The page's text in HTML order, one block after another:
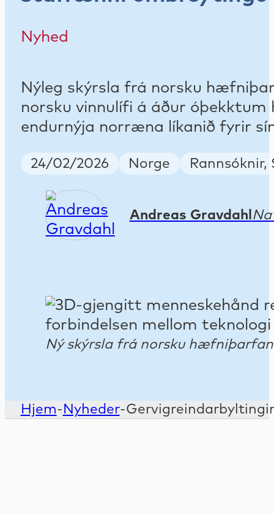
Nyhed
Nýleg skýrsla frá norsku
norsku vinnulífi á áður
endurnýja norræna líkanið fyrir
Publish Date
24/02/2026 Country
Norge Keywords
Andreas Gravdahl
Ný skýrsla frá norsku
Hjem- Nyheder-